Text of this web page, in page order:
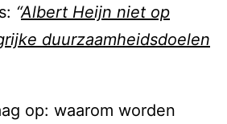
“Albert Heijn niet op
duurzaamheidsdoelen
op: waarom worden